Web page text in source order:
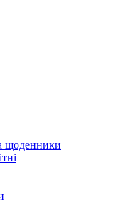
щоденники